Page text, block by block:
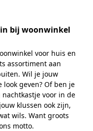
bij woonwinkel
voor huis en
assortiment aan
Wil je jouw
geven? Of ben je
voor in de
klussen ook zijn,
wils. Want groots
motto.